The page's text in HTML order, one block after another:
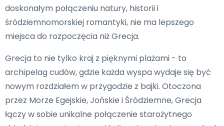
doskonałym połączeniu natury, historii i
śródziemnomorskiej romantyki, nie ma lepszego
miejsca do rozpoczęcia niż Grecja.
Grecja to nie tylko kraj z pięknymi plażami - to
archipelag cudów, gdzie każda wyspa wydaje się być
nowym rozdziałem w przygodzie z bajki. Otoczona
przez Morze Egejskie, Jońskie i Śródziemne, Grecja
łączy w sobie unikalne połączenie starożytnego